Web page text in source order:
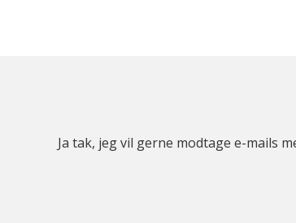
Ja tak, jeg vil gerne modtage e-mails